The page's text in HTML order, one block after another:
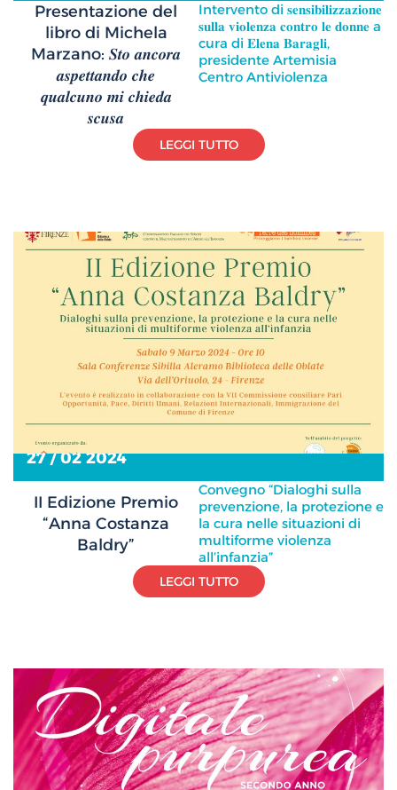
Presentazione del
libro di Michela
Marzano: 𝑺𝒕𝒐 𝒂𝒏𝒄𝒐𝒓𝒂
𝒂𝒔𝒑𝒆𝒕𝒕𝒂𝒏𝒅𝒐 𝒄𝒉𝒆
𝒒𝒖𝒂𝒍𝒄𝒖𝒏𝒐 𝒎𝒊 𝒄𝒉𝒊𝒆𝒅𝒂
𝒔𝒄𝒖𝒔𝒂
Intervento di 𝐬𝐞𝐧𝐬𝐢𝐛𝐢𝐥𝐢𝐳𝐳𝐚𝐳𝐢𝐨𝐧𝐞
𝐬𝐮𝐥𝐥𝐚 𝐯𝐢𝐨𝐥𝐞𝐧𝐳𝐚 𝐜𝐨𝐧𝐭𝐫𝐨 𝐥𝐞 𝐝𝐨𝐧𝐧𝐞 a
cura di 𝐄𝐥𝐞𝐧𝐚 𝐁𝐚𝐫𝐚𝐠𝐥𝐢,
presidente Artemisia
Centro Antiviolenza
LEGGI TUTTO
II Edizione Premio
“Anna Costanza
Baldry”
Convegno “Dialoghi sulla
prevenzione, la protezione e
la cura nelle situazioni di
multiforme violenza
all’infanzia”
27 / 02 2024
LEGGI TUTTO